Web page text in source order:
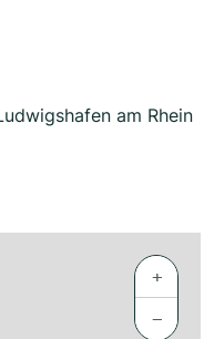
am Rhein
+
−